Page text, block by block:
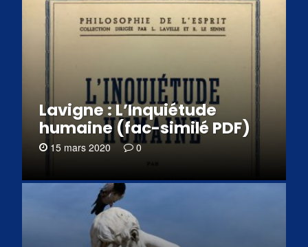
Lavigne : L’Inquiétude
humaine (fac-similé PDF)
15 mars 2020 0